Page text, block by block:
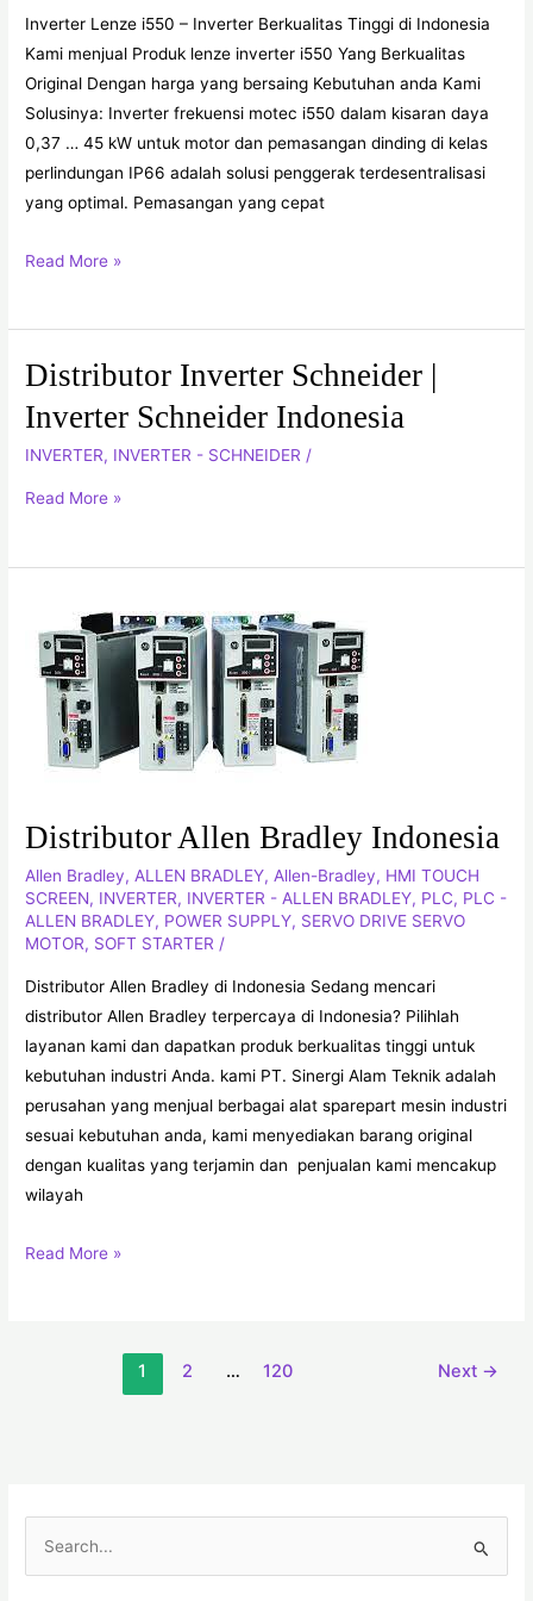
Inverter Lenze i550 – Inverter Berkualitas Tinggi di Indonesia
Kami menjual Produk lenze inverter i550 Yang Berkualitas
Original Dengan harga yang bersaing Kebutuhan anda Kami
Solusinya: Inverter frekuensi motec i550 dalam kisaran daya
0,37 … 45 kW untuk motor dan pemasangan dinding di kelas
perlindungan IP66 adalah solusi penggerak terdesentralisasi
yang optimal. Pemasangan yang cepat
Inverter
Berkualitas
Tinggi
Indonesia
Read More »
Distributor Inverter Schneider |
Inverter Schneider Indonesia
INVERTER, INVERTER - SCHNEIDER /
Distributor
Schneider
|
Read More »
Distributor Allen Bradley Indonesia
Allen Bradley, ALLEN BRADLEY, Allen-Bradley, HMI TOUCH
SCREEN, INVERTER, INVERTER - ALLEN BRADLEY, PLC, PLC -
ALLEN BRADLEY, POWER SUPPLY, SERVO DRIVE SERVO
MOTOR, SOFT STARTER /
Distributor Allen Bradley di Indonesia Sedang mencari
distributor Allen Bradley terpercaya di Indonesia? Pilihlah
layanan kami dan dapatkan produk berkualitas tinggi untuk
kebutuhan industri Anda. kami PT. Sinergi Alam Teknik adalah
perusahan yang menjual berbagai alat sparepart mesin industri
sesuai kebutuhan anda, kami menyediakan barang original
dengan kualitas yang terjamin dan penjualan kami mencakup
wilayah
Allen
Bradley
Indonesia
Read More »
1 2 … 120 Next →